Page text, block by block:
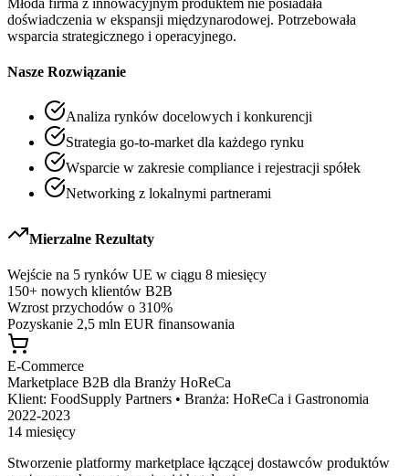
Młoda firma z innowacyjnym produktem nie posiadała
doświadczenia w ekspansji międzynarodowej. Potrzebowała
wsparcia strategicznego i operacyjnego.
Nasze Rozwiązanie
Analiza rynków docelowych i konkurencji
Strategia go-to-market dla każdego rynku
Wsparcie w zakresie compliance i rejestracji spółek
Networking z lokalnymi partnerami
Mierzalne Rezultaty
Wejście na 5 rynków UE w ciągu 8 miesięcy
150+ nowych klientów B2B
Wzrost przychodów o 310%
Pozyskanie 2,5 mln EUR finansowania
E-Commerce
Marketplace B2B dla Branży HoReCa
Klient: FoodSupply Partners • Branża: HoReCa i Gastronomia
2022-2023
14 miesięcy
Stworzenie platformy marketplace łączącej dostawców produktów